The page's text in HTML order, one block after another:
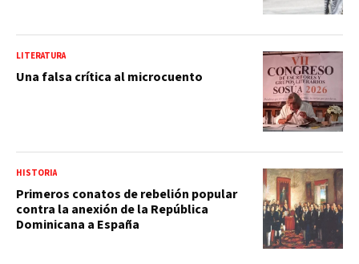
LITERATURA
Una falsa crítica al microcuento
HISTORIA
Primeros conatos de rebelión popular
contra la anexión de la República
Dominicana a España